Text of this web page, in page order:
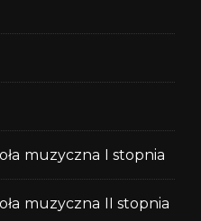
muzyczna I stopnia
muzyczna II stopnia